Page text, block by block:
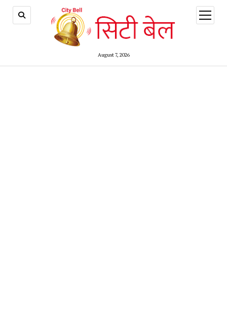
August 7, 2026
open
menu